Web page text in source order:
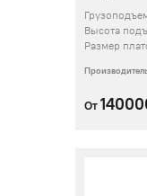
Высота
Размер
От